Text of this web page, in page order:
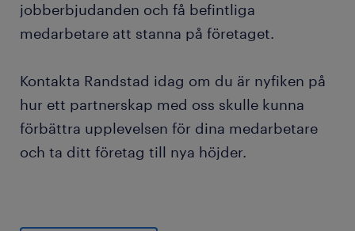
jobberbjudanden och få befintliga
medarbetare att stanna på företaget.
Kontakta Randstad idag om du är nyfiken på
hur ett partnerskap med oss skulle kunna
förbättra upplevelsen för dina medarbetare
och ta ditt företag till nya höjder.